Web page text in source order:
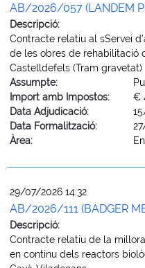
AB/2026/057 (LANDEM
Descripció:
Contracte relatiu al sServei
de les obres de rehabilitació
Castelldefels (Tram gravetat)
Assumpte:
Import amb Impostos:
€
Data Adjudicació:
Data Formalització:
Àrea:
29/07/2026 14:32
AB/2026/111 (BADGER
Descripció:
Contracte relatiu de la
en continu dels reactors